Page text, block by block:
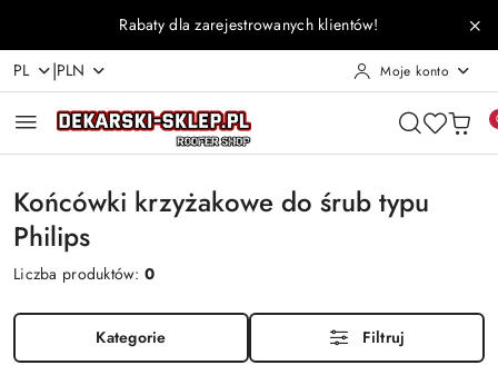
Przejdź do treści głównej
Przejdź do wyszukiwarki
Przejdź do moje konto
Przejdź do menu głównego
Przejdź do stopkiRabaty dla zarejestrowanych klientów!
PL |PLN Moje konto
Końcówki krzyżakowe do śrub typu
Philips
Liczba produktów:0
Kategorie Filtruj